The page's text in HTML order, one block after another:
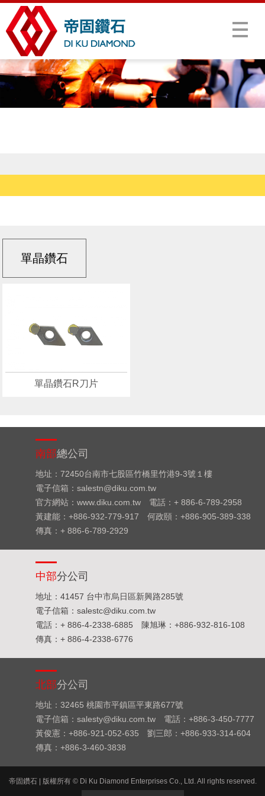
Menu
單晶鑽石
單晶鑽石R刀片
南部總公司
地址：72450台南市七股區竹橋里竹港9-3號１樓
電子信箱：salestn@diku.com.tw
官方網站：www.diku.com.tw
電話：+ 886-6-789-2958
黃建能：+886-932-779-917
何政頤：+886-905-389-338
傳真：+ 886-6-789-2929
中部分公司
地址：41457 台中市烏日區新興路285號
電子信箱：salestc@diku.com.tw
電話：+ 886-4-2338-6885
陳旭琳：+886-932-816-108
傳真：+ 886-4-2338-6776
北部分公司
地址：32465 桃園市平鎮區平東路677號
電子信箱：salesty@diku.com.tw
電話：+886-3-450-7777
黃俊憲：+886-921-052-635
劉三郎：+886-933-314-604
傳真：+886-3-460-3838
帝固鑽石 | 版權所有 © Di Ku Diamond Enterprises Co., Ltd. All rights reserved.